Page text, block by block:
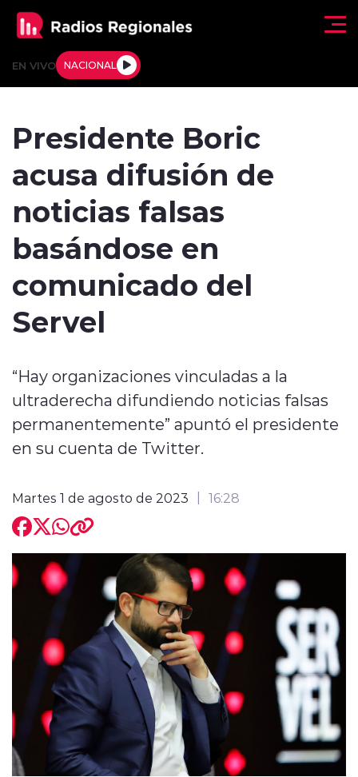
EN VIVO NACIONAL
Tendencias
Deportes
Internacional
Regiones al Aire
Presidente Boric
acusa difusión de
noticias falsas
basándose en
comunicado del
Servel
“Hay organizaciones vinculadas a la
ultraderecha difundiendo noticias falsas
permanentemente” apuntó el presidente
en su cuenta de Twitter.
Martes 1 de agosto de 2023 16:28